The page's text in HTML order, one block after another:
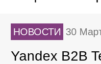
НОВОСТИ 30
Yandex B2B